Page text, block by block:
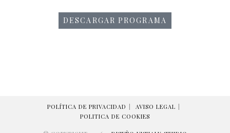
DESCARGAR PROGRAMA
POLÍTICA DE PRIVACIDAD
AVISO LEGAL
POLITICA DE COOKIES